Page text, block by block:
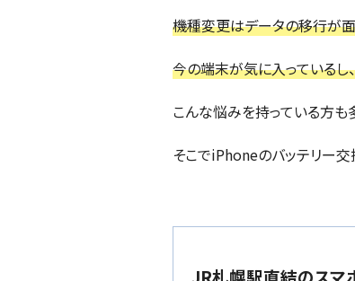
機種変更はデータの移行が面
今の端末が気に入っているし
こんな悩みを持っている方も
そこでiPhoneのバッテリー交
JR札幌駅直結のスマ